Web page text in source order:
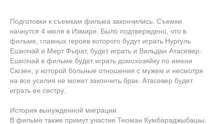
Подготовки к съемкам фильма закончились. Съемки
начнутся 4 июля в Измире. Было подтверждено, что в
фильме, главных героев которого будут играть Нургуль
Ешилчай и Мерт Фырат, будет играть и Вильдан Атасевер.
Ешилчай в фильме будет играть домохозяйку по имени
Сюзен, у которой больные отношения с мужем и несмотря
на все усилия не может закончить брак. Атасевер будет
играть ее сестру.
История вынужденной миграции
В фильме также примут участие Теоман Кумбараджыбашы,